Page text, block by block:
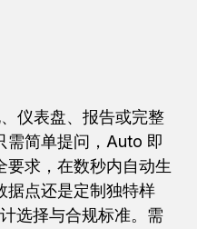
仪表盘、报告或完整
需简单提问，Auto 即
要求，在数秒内自动生
据点还是定制独特样
选择与合规标准。需